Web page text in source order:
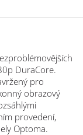
DuraCore.
pro
obrazový
provedení,
Optoma.